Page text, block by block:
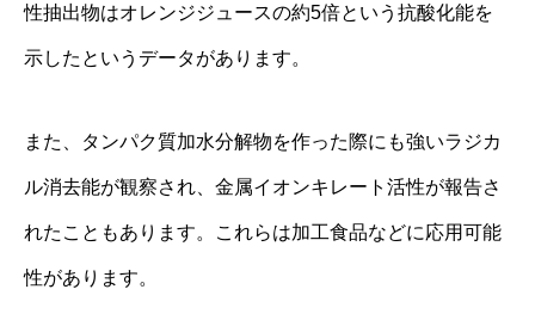
性抽出物はオレンジジュースの約5倍という抗酸化能を
示したというデータがあります。
また、タンパク質加水分解物を作った際にも強いラジカ
ル消去能が観察され、金属イオンキレート活性が報告さ
れたこともあります。これらは加工食品などに応用可能
性があります。